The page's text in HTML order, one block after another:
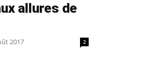
allures de
2017 2